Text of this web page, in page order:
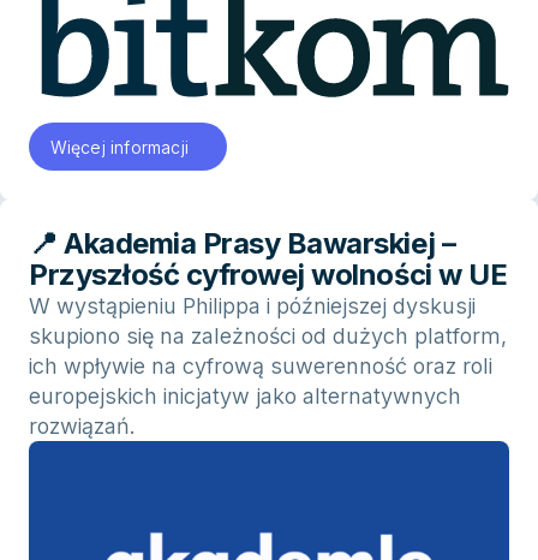
Więcej informacji
📍 Akademia Prasy Bawarskiej –
Przyszłość cyfrowej wolności w UE
W wystąpieniu Philippa i późniejszej dyskusji
skupiono się na zależności od dużych platform,
ich wpływie na cyfrową suwerenność oraz roli
europejskich inicjatyw jako alternatywnych
rozwiązań.